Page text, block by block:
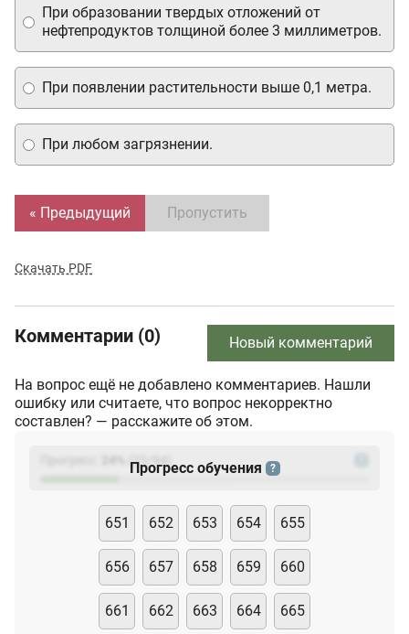
При образовании твердых отложений от
нефтепродуктов толщиной более 3 миллиметров.
При появлении растительности выше 0,1 метра.
При любом загрязнении.
« Предыдущий Пропустить
Скачать PDF
Комментарии (0) Новый комментарий
На вопрос ещё не добавлено комментариев. Нашли
ошибку или считаете, что вопрос некорректно
составлен? — расскажите об этом.
(23
Прогресс обучения ?
651 652 653 654 655
656 657 658 659 660
661 662 663 664 665